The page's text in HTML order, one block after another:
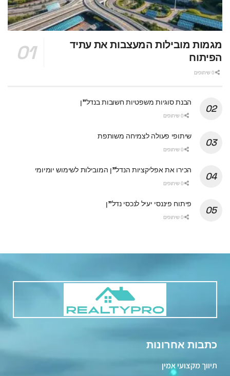
מגמות מובילות המעצבות את עתיד
הפיתוח
הבנת סוגיות משפטיות חשובות בנדל"ן
שיתופי פעולה לצמיחה משותפת
הכירו את אפליקציות הנדל"ן המובילות לשימוש יומיומי
פיתוח פיננסי יעיל לנכסי נדל"ן
כתבות אחרונות
תיווך מקצועי אמין